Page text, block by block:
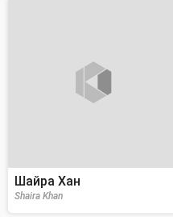
Шайра Хан
Shaira Khan